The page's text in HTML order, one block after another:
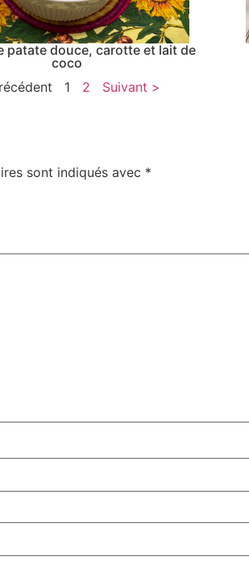
patate douce, carotte et lait de
coco
1 2 Suivant >
sont indiqués avec *